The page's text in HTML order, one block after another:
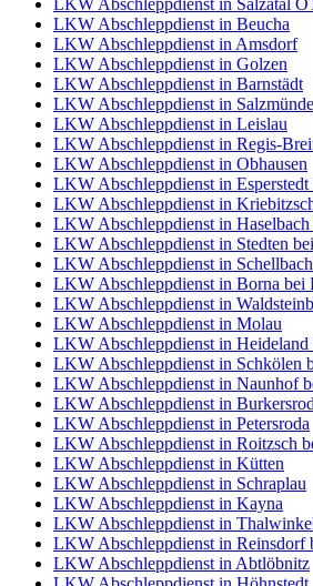
LKW Abschleppdienst in Salzatal
LKW Abschleppdienst in Beucha
LKW Abschleppdienst in Amsdorf
LKW Abschleppdienst in Golzen
LKW Abschleppdienst in Barnstädt
LKW Abschleppdienst in Salzmünde
LKW Abschleppdienst in Leislau
LKW Abschleppdienst in Regis-
LKW Abschleppdienst in Obhausen
LKW Abschleppdienst in
LKW Abschleppdienst in
LKW Abschleppdienst in
LKW Abschleppdienst in Stedten
LKW Abschleppdienst in
LKW Abschleppdienst in Borna bei
LKW Abschleppdienst in
LKW Abschleppdienst in Molau
LKW Abschleppdienst in Heideland
LKW Abschleppdienst in Schkölen
LKW Abschleppdienst in Naunhof
LKW Abschleppdienst in
LKW Abschleppdienst in Petersroda
LKW Abschleppdienst in Roitzsch
LKW Abschleppdienst in Kütten
LKW Abschleppdienst in Schraplau
LKW Abschleppdienst in Kayna
LKW Abschleppdienst in
LKW Abschleppdienst in Reinsdorf
LKW Abschleppdienst in Abtlöbnitz